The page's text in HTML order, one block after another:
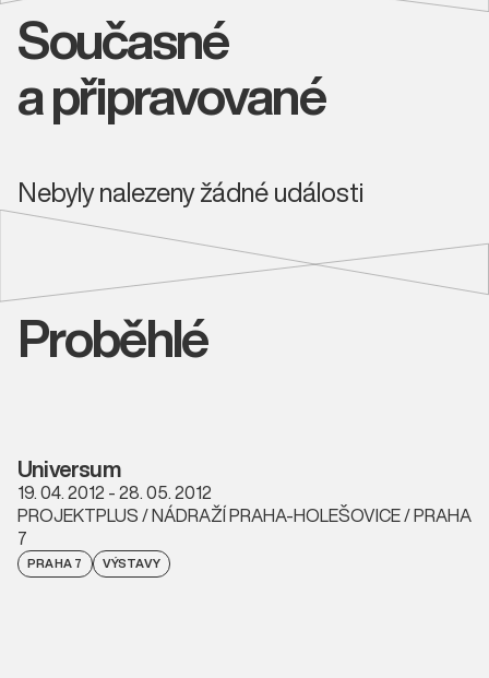
Současné
a připravované
Nebyly nalezeny žádné události
Proběhlé
Universum
19. 04. 2012 - 28. 05. 2012
PROJEKTPLUS / NÁDRAŽÍ PRAHA-HOLEŠOVICE / PRAHA
7
PRAHA 7 VÝSTAVY